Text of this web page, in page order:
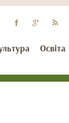
Освіта